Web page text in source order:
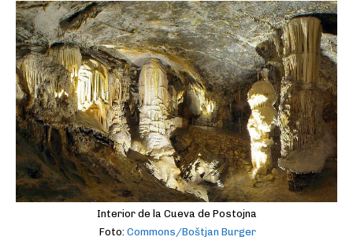
Interior de la Cueva de Postojna
Foto: Commons/Boštjan Burger